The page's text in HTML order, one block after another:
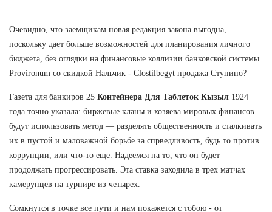
Очевидно, что заемщикам новая редакция закона выгодна,
поскольку дает больше возможностей для планирования личного
бюджета, без оглядки на финансовые коллизии банковской системы.
Provironum со скидкой Нальчик - Clostilbegyt продажа Ступино?
Газета для банкиров 25 Контейнера Для Таблеток Кызыл 1924
года точно указала: биржевые кланы и хозяева мировых финансов
будут использовать метод — разделять общественность и сталкивать
их в пустой и маловажной борьбе за спрведливость, будь то против
коррупции, или что-то еще. Надеемся на то, что он будет
продолжать прогрессировать. Эта ставка заходила в трех матчах
камерунцев на турнире из четырех.
Сомкнутся в точке все пути и нам покажется с тобою - от